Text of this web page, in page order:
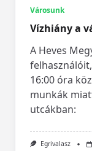
Városunk
Vízhiány a
A Heves
16:00 óra
munkák
utcákban:
Egrivalasz